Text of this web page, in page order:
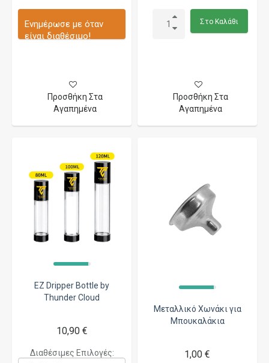
Ενημέρωσε με όταν
είναι διαθέσιμο!
Προσθήκη Στα
Αγαπημένα
Στο Καλάθι
Προσθήκη Στα
Αγαπημένα
EZ Dripper Bottle by
Thunder Cloud
10,90 €
Διαθέσιμες Επιλογές:
Μεταλλικό Χωνάκι για
Μπουκαλάκια
1,00 €